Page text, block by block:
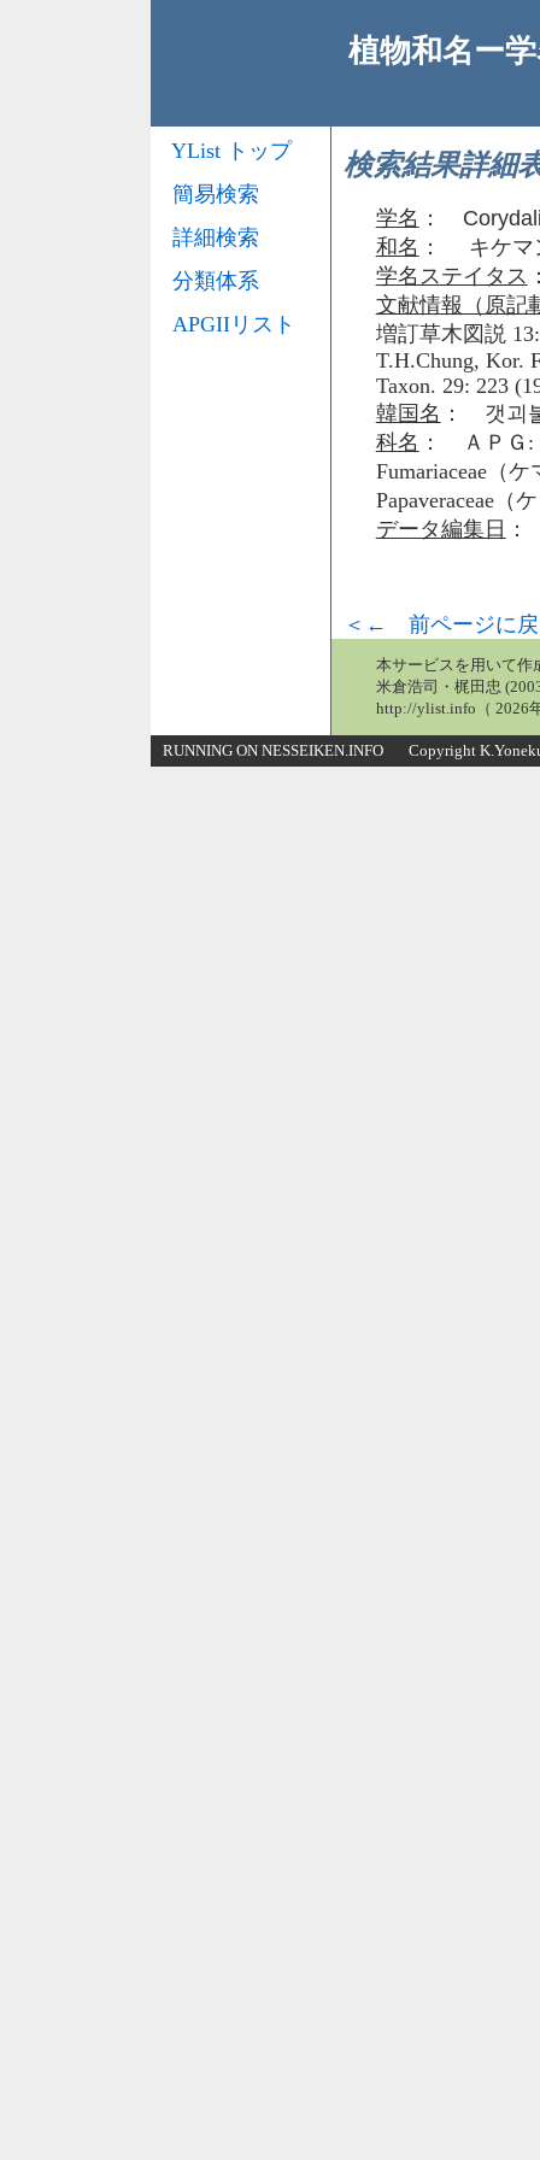
植物和名ー
検索結果詳細
学名 ：
和名 ： キケマ
学名ステイタス
文献情報（原記
増訂草木図説
T.H.Chung, Kor.
Taxon. 29: 223
韓国名 ： 갯괴
科名 ： ＡＰＧ:
Fumariaceae（
Papaveraceae（
データ編集日
＜← 前ページに戻
YList トップ
簡易検索
詳細検索
分類体系
APGIIリスト
本サービスを用いて作
米倉浩司・梶田忠
http://ylist.info（ 2026
RUNNING ON NESSEIKEN.INFO Copyright